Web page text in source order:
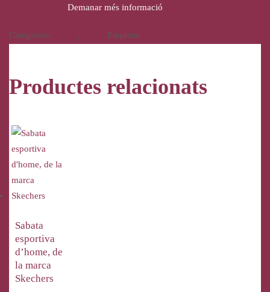
Demanar més informació
Categories: , Etiqueta:
Productes relacionats
Sabata
esportiva
d’home, de
la marca
Skechers